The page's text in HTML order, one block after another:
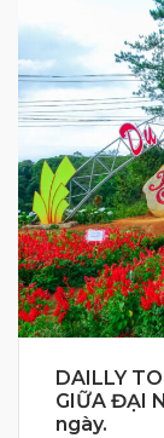
DAILLY
GIỮA ĐẠI
ngày.